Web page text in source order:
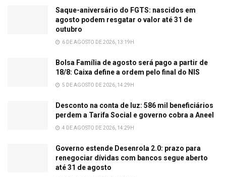
Saque-aniversário do FGTS: nascidos em
agosto podem resgatar o valor até 31 de
outubro
6 DE AGOSTO DE 2026, 13:19H
Bolsa Família de agosto será pago a partir de
18/8: Caixa define a ordem pelo final do NIS
5 DE AGOSTO DE 2026, 14:29H
Desconto na conta de luz: 586 mil beneficiários
perdem a Tarifa Social e governo cobra a Aneel
4 DE AGOSTO DE 2026, 14:29H
Governo estende Desenrola 2.0: prazo para
renegociar dívidas com bancos segue aberto
até 31 de agosto